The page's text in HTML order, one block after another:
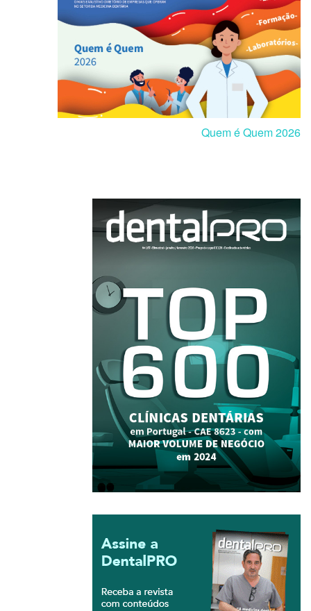
Quem é Quem 2026